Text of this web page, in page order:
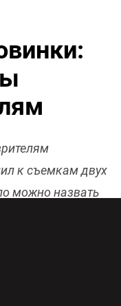
к съемкам двух
можно назвать